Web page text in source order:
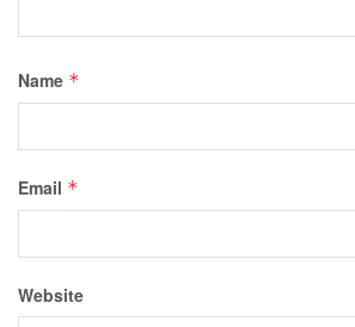
Name *
Email *
Website